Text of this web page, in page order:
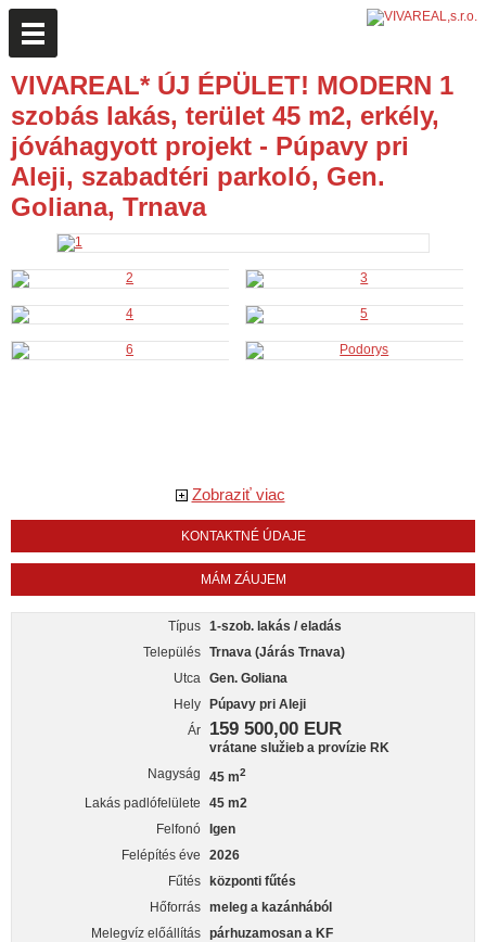
VIVAREAL* ÚJ ÉPÜLET! MODERN 1
szobás lakás, terület 45 m2, erkély,
jóváhagyott projekt - Púpavy pri
Aleji, szabadtéri parkoló, Gen.
Goliana, Trnava
Zobraziť viac
KONTAKTNÉ ÚDAJE
MÁM ZÁUJEM
Típus 1-szob. lakás / eladás
Település Trnava (Járás Trnava)
Utca Gen. Goliana
Hely
Púpavy pri Aleji
Ár
159 500,00 EUR
vrátane služieb a provízie RK
Nagyság
45 m2
Lakás padlófelülete
45 m2
Felfonó
Igen
Felépítés éve
2026
Fűtés
központi fűtés
Hőforrás meleg a kazánhából
Melegvíz előállítás párhuzamosan a KF